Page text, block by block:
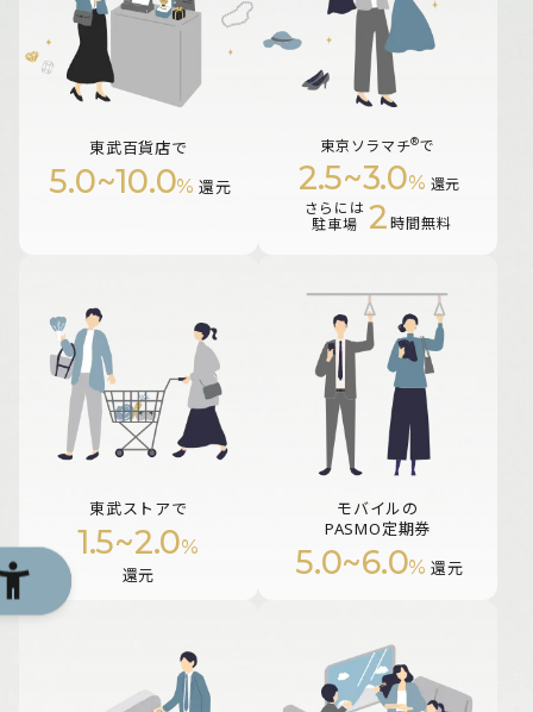
東武百貨店で
5.0~10.0% 還元
東京ソラマチ®で
2.5~3.0% 還元
さらには
駐車場 2時間無料
東武ストアで
1.5~2.0%
還元
モバイルの
PASMO定期券
5.0~6.0% 還元